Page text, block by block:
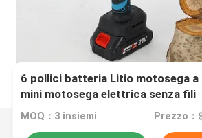
6 pollici batteria Litio motosega
mini motosega elettrica senza fili
MOQ：3 insiemi Prezzo：